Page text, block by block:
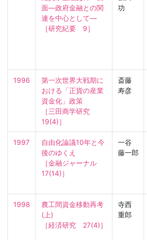
面—政府金融との関
連を中心として—
［研究紀要　9］
功
1996
第一次世界大戦期に
おける「正貨の産業
資金化」政策
［三田商学研究
19(4)］
斎藤
寿彦
1997
自由化論議10年と今
後のゆくえ
［金融ジャーナル
17(14)］
一谷
藤一郎
1998
農工間資金移動再考
(上)
［経済研究　27(4)］
寺西
重郎